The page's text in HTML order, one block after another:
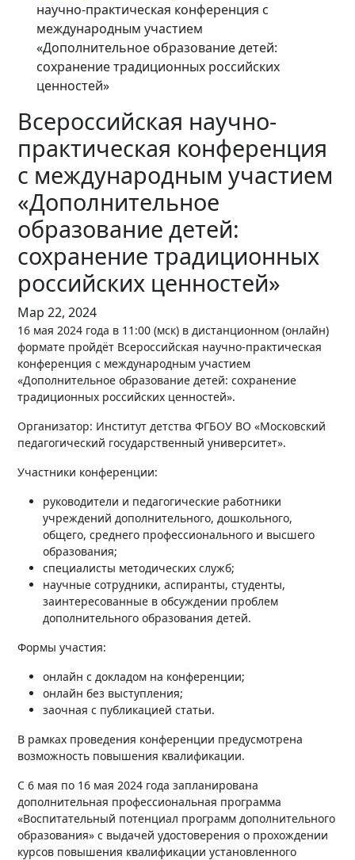
научно-практическая конференция с
международным участием
«Дополнительное образование детей:
сохранение традиционных российских
ценностей»
Всероссийская научно-
практическая конференция
с международным участием
«Дополнительное
образование детей:
сохранение традиционных
российских ценностей»
Мар 22, 2024
16 мая 2024 года в 11:00 (мск) в дистанционном (онлайн)
формате пройдёт Всероссийская научно-практическая
конференция с международным участием
«Дополнительное образование детей: сохранение
традиционных российских ценностей».
Организатор: Институт детства ФГБОУ ВО «Московский
педагогический государственный университет».
Участники конференции:
руководители и педагогические работники
учреждений дополнительного, дошкольного,
общего, среднего профессионального и высшего
образования;
специалисты методических служб;
научные сотрудники, аспиранты, студенты,
заинтересованные в обсуждении проблем
дополнительного образования детей.
Формы участия:
онлайн с докладом на конференции;
онлайн без выступления;
заочная с публикацией статьи.
В рамках проведения конференции предусмотрена
возможность повышения квалификации.
С 6 мая по 16 мая 2024 года запланирована
дополнительная профессиональная программа
«Воспитательный потенциал программ дополнительного
образования» с выдачей удостоверения о прохождении
курсов повышения квалификации установленного